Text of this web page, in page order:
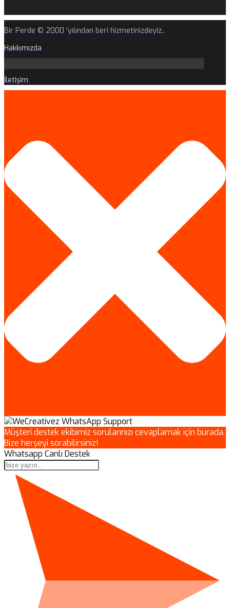
Bir Perde © 2000 'yılından beri hizmetinizdeyiz..
Hakkımızda
İletişim
Müşteri destek ekibimiz sorularınızı cevaplamak için burada.
Bize herşeyi sorabilirsiniz!
Whatsapp Canlı Destek